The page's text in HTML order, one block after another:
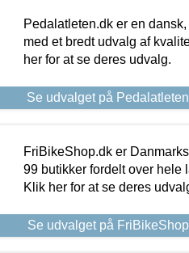
Pedalatleten.dk er en
med et bredt udvalg af
her for at se deres udvalg.
Se udvalget på
FriBikeShop.dk er
99 butikker fordelt over hele
Klik her for at se deres
Se udvalget på